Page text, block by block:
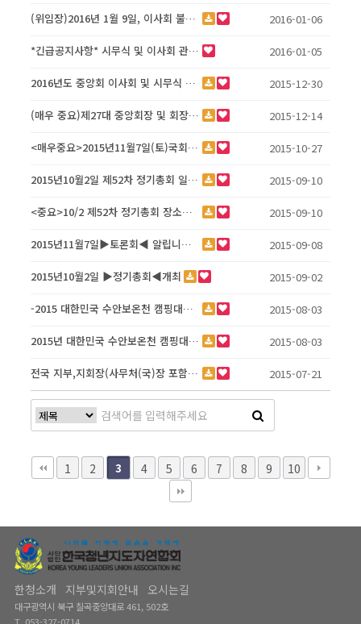
(위임장)2016년 1월 9일, 이사회 불참석 제출용 파일첨부 2016-01-06
*긴급공지사항* 시무식 및 이사회 관련하여 2016-01-05
2016년도 중앙회 이사회 및 시무식 알립니다. 2015-12-30
(매우 중요)제27대 중앙회장 및 회장단, 감사 취임식 알립니다. 2015-12-14
<매우중요>2015년11월7일(토)국회토론회 연기 알림 2015-10-27
2015년10월2일 제52차 정기총회 일정표 안내 2015-09-10
<중요>10/2 제52차 정기총회 장소변경확정공문 안내 2015-09-10
2015년11월7일▶토론회◀ 알립니다.(국회의원회관 제2소회의실) 2015-09-08
2015년10월2일 ▶정기총회◀개최 2015-09-02
-2015 대한민국 수안보온천 캠핑대축제 행사개요- 2015-08-03
2015년 대한민국 수안보온천 캠핑대축제 후원의 건 2015-08-03
전국 지부,지회장(사무처(국)장 포함) 워크 2015-07-21
1 2 3 4 5 6 7 8 9 10
한청소개 지부및지회안내 오시는길
대구광역시 북구 칠곡중앙대로 461, 502호
T. 053-327-0714